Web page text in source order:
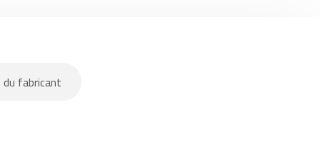
fabricant